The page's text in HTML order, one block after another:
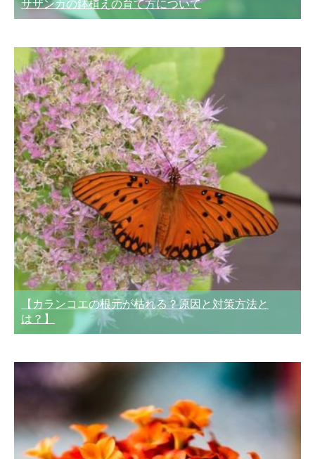
サザンカの鉢植えの育て方について
【カランコエの根元が枯れる？原因と対策方法と
は？】